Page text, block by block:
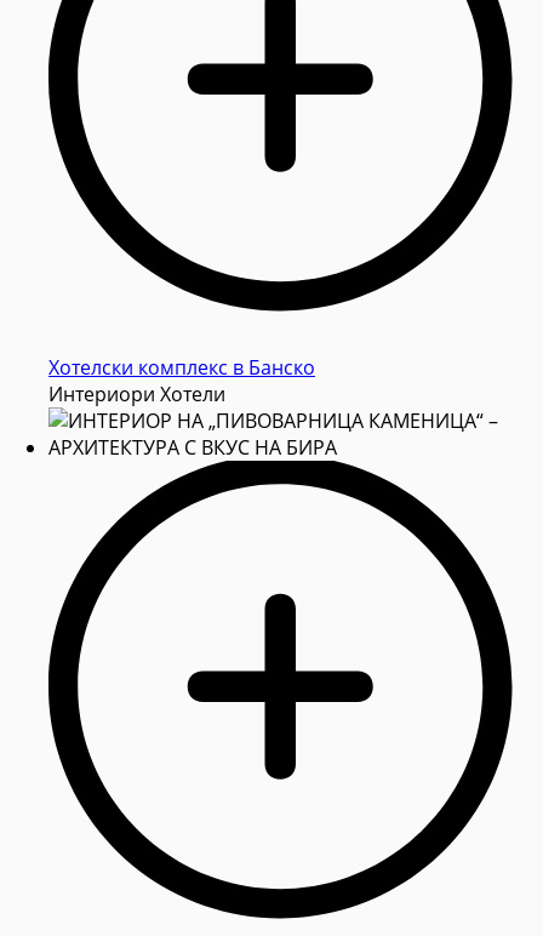
Хотелски комплекс в Банско
Интериори Хотели